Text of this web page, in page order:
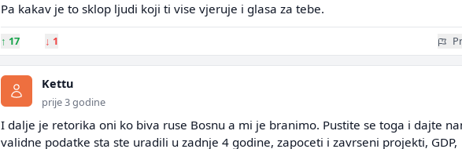
Pa kakav je to sklop ljudi koji ti vise vjeruje i glasa za tebe.
↑ 17 ↓ 1
Kettu
prije 3 godine
I dalje je retorika oni ko biva ruse Bosnu a mi je branimo. Pustite se toga i dajte
validne podatke sta ste uradili u zadnje 4 godine, zapoceti i zavrseni projekti, GDP,